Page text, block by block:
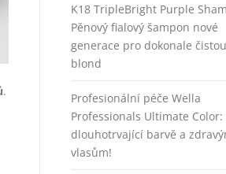
.
K18 TripleBright Purple
Pěnový fialový šampon nové
generace pro dokonale čistou
blond
Profesionální péče Wella
Professionals Ultimate Color:
dlouhotrvající barvě a
vlasům!